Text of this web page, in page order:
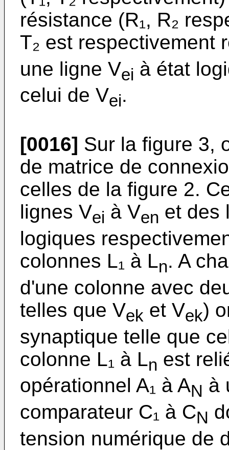
résistance (R₁, R₂
T₂ est respectivement
une ligne Vei à état
celui de Vei.
[0016] Sur la figure 3,
de matrice de
celles de la figure 2.
lignes Vei à Ven et des
logiques
colonnes L₁ à Ln. A
d'une colonne avec
telles que Vek et Vek)
synaptique telle que
colonne L₁ à Ln est
opérationnel A₁ à AN à
comparateur C₁ à CN
tension numérique de